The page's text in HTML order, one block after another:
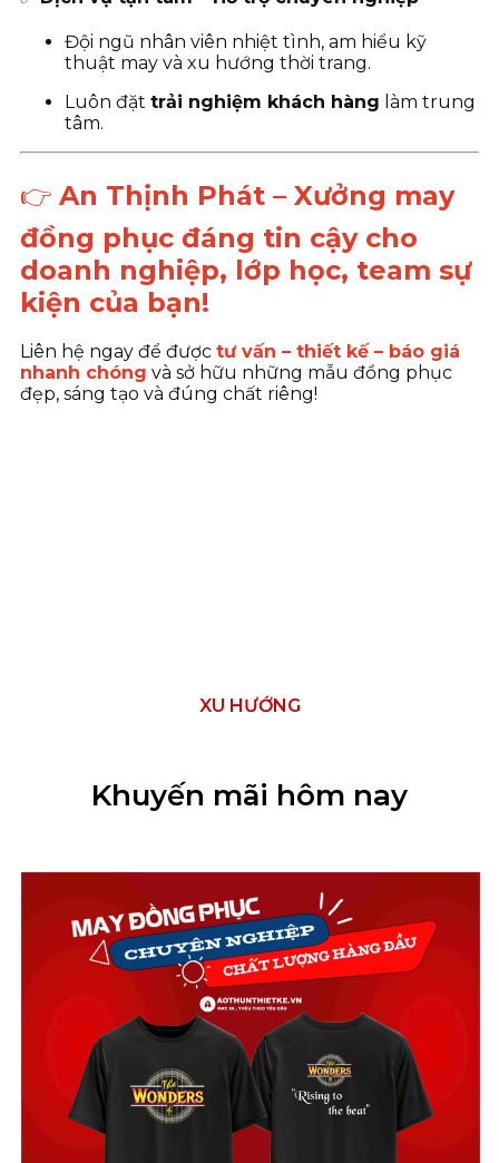
Đội ngũ nhân viên nhiệt tình, am hiểu kỹ
thuật may và xu hướng thời trang.
Luôn đặt trải nghiệm khách hàng làm trung
tâm.
👉 An Thịnh Phát – Xưởng may
đồng phục đáng tin cậy cho
doanh nghiệp, lớp học, team sự
kiện của bạn!
Liên hệ ngay để được tư vấn – thiết kế – báo giá
nhanh chóng và sở hữu những mẫu đồng phục
đẹp, sáng tạo và đúng chất riêng!
XU HƯỚNG
Khuyến mãi hôm nay